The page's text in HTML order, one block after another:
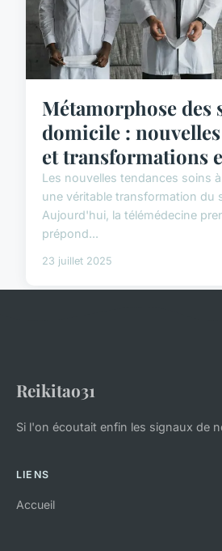
Métamorphose des
domicile :
et transformations
Les nouvelles tendances soins
une véritable transformation du
Aujourd'hui, la télémédecine
prépond...
23 juillet 2025
Reikitao31
Si l'on écoutait enfin les signaux de
LIENS
Accueil